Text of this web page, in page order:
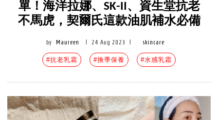
單！海洋拉娜、SK-II、資生堂抗老
不馬虎，契爾氏這款油肌補水必備
by Maureen 24 Aug 2023 skincare
#抗老乳霜 #換季保養 #水感乳霜